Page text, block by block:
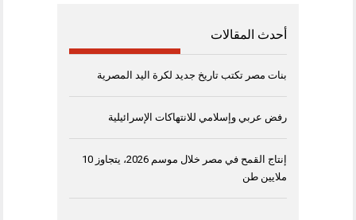
أحدث المقالات
بنات مصر تكتب تاريخ جديد لكرة اليد المصرية
رفض عربي وإسلامي للانتهاكات الإسرائيلية
إنتاج القمح في مصر خلال موسم 2026، يتجاوز 10
ملايين طن